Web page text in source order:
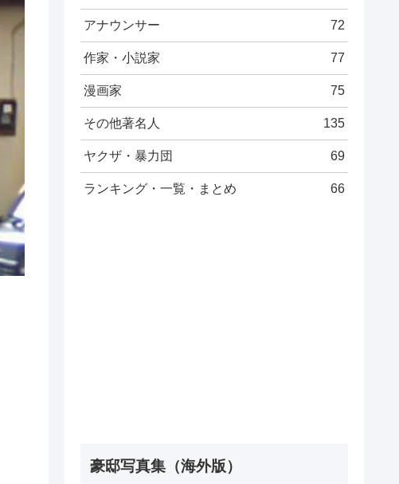
アナウンサー 72
作家・小説家 77
漫画家 75
その他著名人 135
ヤクザ・暴力団 69
ランキング・一覧・まとめ 66
豪邸写真集（海外版）